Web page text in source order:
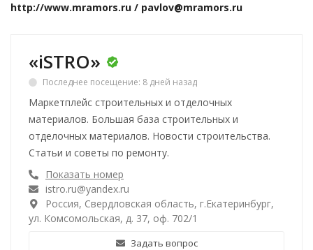
http://www.mramors.ru / pavlov@mramors.ru
«iSTRO»
Последнее посещение: 8 дней назад
Маркетплейс строительных и отделочных
материалов. Большая база строительных и
отделочных материалов. Новости строительства.
Статьи и советы по ремонту.
Показать номер
istro.ru@yandex.ru
Россия, Свердловская область, г.Екатеринбург,
ул. Комсомольская, д. 37, оф. 702/1
Задать вопрос